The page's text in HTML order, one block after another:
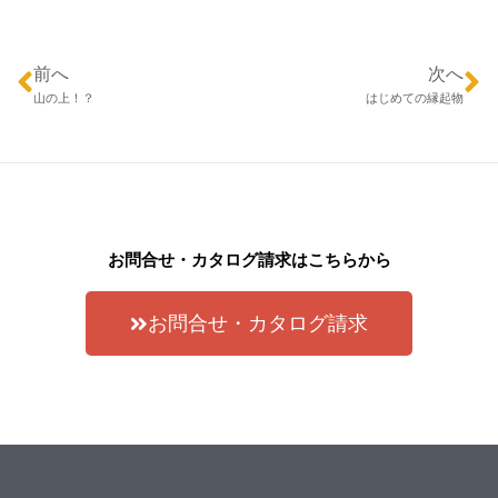
前へ
山の上！？
次へ
はじめての縁起物
お問合せ・カタログ請求はこちらから
お問合せ・カタログ請求